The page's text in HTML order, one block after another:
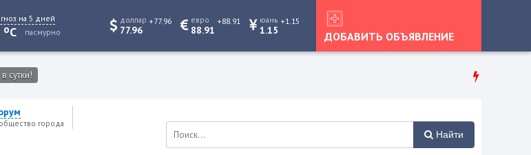
на 5 дней
oC пасмурно
доллар
77.96
+77.96 евро
88.91
+88.91 юань
1.15
+1.15
ДОБАВИТЬ ОБЪЯВЛЕНИЕ
сутки!
города
Найти